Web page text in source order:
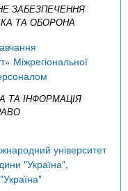
ЗАБЕЗПЕЧЕННЯ
ТА ОБОРОНА
Міжрегіональної
ТА ІНФОРМАЦІЯ
університет
"Україна",